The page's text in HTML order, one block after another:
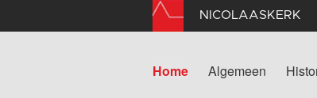
NICOLAASKERK
Home Algemeen